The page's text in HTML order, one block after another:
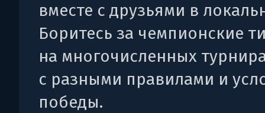
вместе с друзьями в
Боритесь за чемпионские
на многочисленных
с разными правилами и
победы.